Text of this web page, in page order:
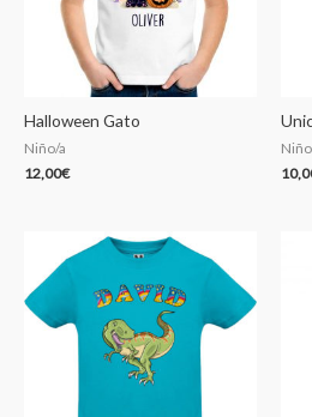
Halloween Gato
Niño/a
12,00€